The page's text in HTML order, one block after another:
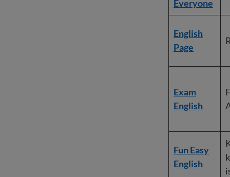
Everyone
English
Page
Exam
English
Fun Easy
English